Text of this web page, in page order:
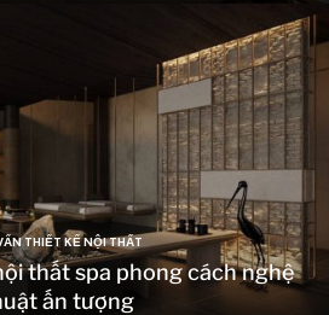
THIẾT KẾ NỘI THẤT
thất spa phong cách nghệ
ấn tượng